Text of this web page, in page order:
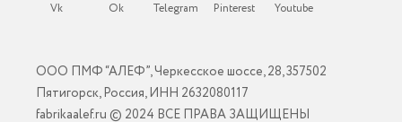
Vk Ok Telegram Pinterest Youtube
ООО ПМФ “АЛЕФ”, Черкесское шоссе, 28, 357502
Пятигорск, Россия, ИНН 2632080117
fabrikaalef.ru © 2024 ВСЕ ПРАВА ЗАЩИЩЕНЫ